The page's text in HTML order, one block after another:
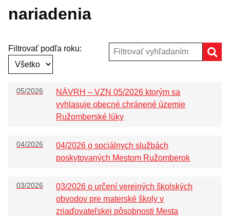
Zasadnutia
Zmluvy
Zmluvy nájomné
Dodávateľské faktúry
Verejné obstarávania
Krízový manažment
Miesto,lehota a spôsob podania opravného
prostriedku
nariadenia
Filtrovať podľa roku:
05/2026
NÁVRH – VZN 05/2026 ktorým sa
vyhlasuje obecné chránené územie
Ružomberské lúky
04/2026
04/2026 o sociálnych službách
poskytovaných Mestom Ružomberok
03/2026
03/2026 o určení verejných školských
obvodov pre materské školy v
zriaďovateľskej pôsobnosti Mesta